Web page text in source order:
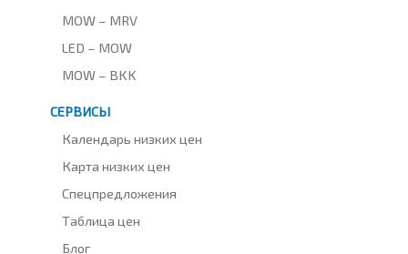
MOW – MRV
LED – MOW
MOW – BKK
СЕРВИСЫ
Календарь низких цен
Карта низких цен
Спецпредложения
Таблица цен
Блог